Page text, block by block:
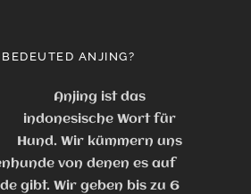
ANJING?
Anjing ist das
indonesische Wort für
Hund. Wir kümmern uns
von denen es auf
gibt. Wir geben bis zu 6